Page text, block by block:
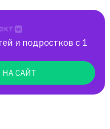
оценке "3".
на баллы,
"4" и "5" ( 14
Мои
в МГИМО, СПБГУ,
поступали в
и подростков с 1
САЙТ